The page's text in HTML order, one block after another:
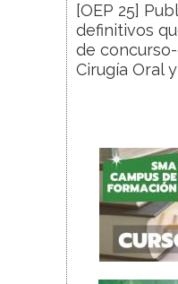
[OEP 25]
definitivos
de
Cirugía Oral